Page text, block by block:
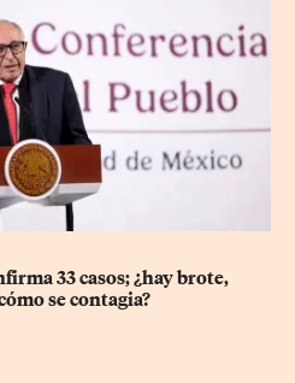
33 casos; ¿hay brote,
se contagia?